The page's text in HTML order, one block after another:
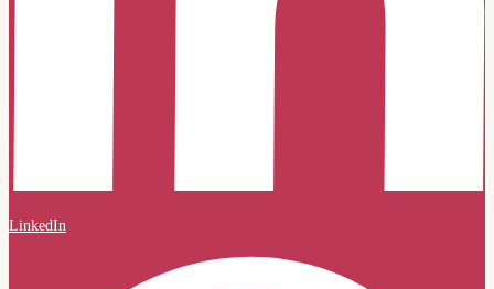
LinkedIn